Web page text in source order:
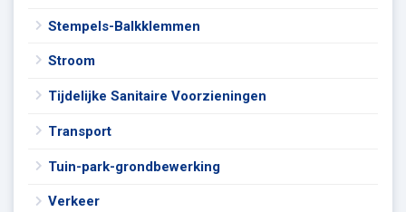
Stempels-Balkklemmen
Stroom
Tijdelijke Sanitaire Voorzieningen
Transport
Tuin-park-grondbewerking
Verkeer